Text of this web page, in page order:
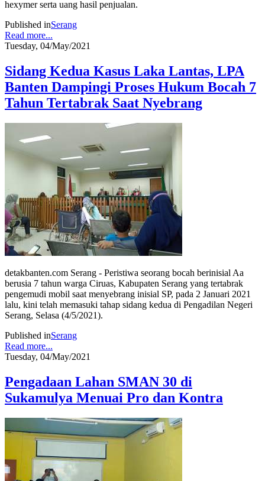
hexymer serta uang hasil penjualan.
Published inSerang
Read more...
Tuesday, 04/May/2021
Sidang Kedua Kasus Laka Lantas, LPA
Banten Dampingi Proses Hukum Bocah 7
Tahun Tertabrak Saat Nyebrang
detakbanten.com Serang - Peristiwa seorang bocah berinisial Aa
berusia 7 tahun warga Ciruas, Kabupaten Serang yang tertabrak
pengemudi mobil saat menyebrang inisial SP, pada 2 Januari 2021
lalu, kini telah memasuki tahap sidang kedua di Pengadilan Negeri
Serang, Selasa (4/5/2021).
Published inSerang
Read more...
Tuesday, 04/May/2021
Pengadaan Lahan SMAN 30 di
Sukamulya Menuai Pro dan Kontra